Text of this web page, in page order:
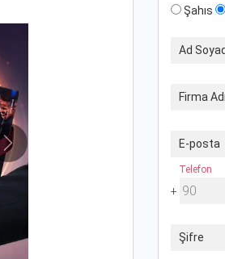
Sonraki
Şahıs
Ad Soyad
Firma Adı
E-posta
+
Telefon
Şifre